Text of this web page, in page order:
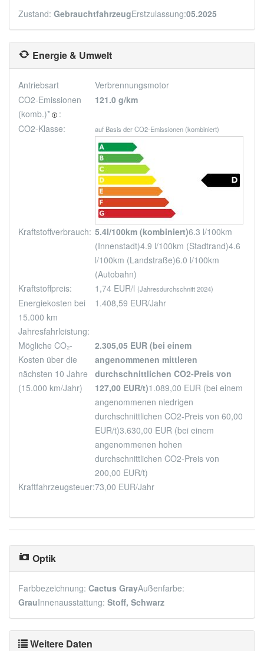
Zustand: GebrauchtfahrzeugErstzulassung:05.2025
Energie & Umwelt
Antriebsart
Verbrennungsmotor
CO2-Emissionen
(komb.)* 🛈 :
121.0 g/km
CO2-Klasse: auf Basis der CO2-Emissionen (kombiniert)
Kraftstoffverbrauch: 5.4l/100km (kombiniert)6.3 l/100km
(Innenstadt)4.9 l/100km (Stadtrand)4.6
l/100km (Landstraße)6.0 l/100km
(Autobahn)
Kraftstoffpreis:
1,74 EUR/l (Jahresdurchschnitt 2024)
Energiekosten bei
15.000 km
Jahresfahrleistung:
1.408,59 EUR/Jahr
Mögliche CO₂-
Kosten über die
nächsten 10 Jahre
(15.000 km/Jahr)
2.305,05 EUR (bei einem
angenommenen mittleren
durchschnittlichen CO2-Preis von
127,00 EUR/t)1.089,00 EUR (bei einem
angenommenen niedrigen
durchschnittlichen CO2-Preis von 60,00
EUR/t)3.630,00 EUR (bei einem
angenommenen hohen
durchschnittlichen CO2-Preis von
200,00 EUR/t)
Kraftfahrzeugsteuer:73,00 EUR/Jahr
Optik
Farbbezeichnung: Cactus GrayAußenfarbe:
GrauInnenausstattung: Stoff, Schwarz
Weitere Daten